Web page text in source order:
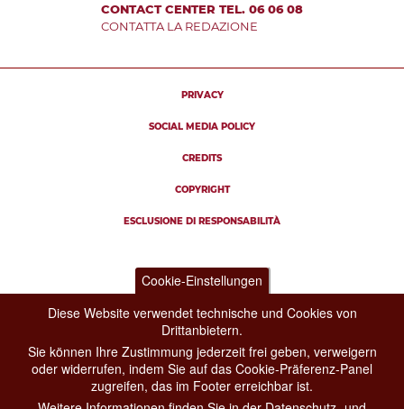
CONTACT CENTER TEL. 06 06 08
CONTATTA LA REDAZIONE
PRIVACY
SOCIAL MEDIA POLICY
CREDITS
COPYRIGHT
ESCLUSIONE DI RESPONSABILITÀ
Cookie-Einstellungen
Diese Website verwendet technische und Cookies von
Drittanbietern.
Sie können Ihre Zustimmung jederzeit frei geben, verweigern
oder widerrufen, indem Sie auf das Cookie-Präferenz-Panel
zugreifen, das im Footer erreichbar ist.